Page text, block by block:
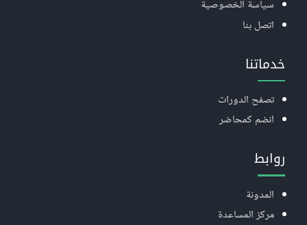
سياسة الخصوصية
اتصل بنا
خدماتنا
تصفح الدورات
انضم كمحاضر
روابط
المدونة
مركز المساعدة